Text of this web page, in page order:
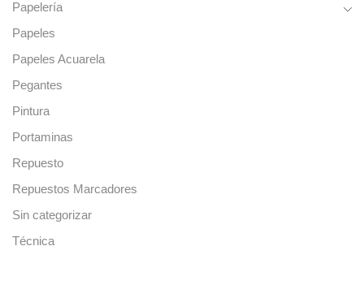
Papelería
Papeles
Papeles Acuarela
Pegantes
Pintura
Portaminas
Repuesto
Repuestos Marcadores
Sin categorizar
Técnica